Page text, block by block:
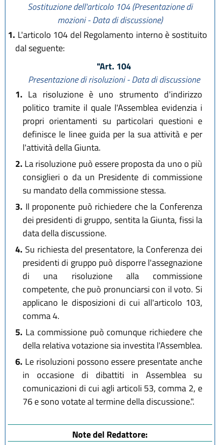
Sostituzione dell'articolo 104 (Presentazione di
mozioni - Data di discussione)
1. L'articolo 104 del Regolamento interno è sostituito
dal seguente:
"Art. 104
Presentazione di risoluzioni - Data di discussione
1. La risoluzione è uno strumento d'indirizzo
politico tramite il quale l'Assemblea evidenzia i
propri orientamenti su particolari questioni e
definisce le linee guida per la sua attività e per
l'attività della Giunta.
2. La risoluzione può essere proposta da uno o più
consiglieri o da un Presidente di commissione
su mandato della commissione stessa.
3. Il proponente può richiedere che la Conferenza
dei presidenti di gruppo, sentita la Giunta, fissi la
data della discussione.
4. Su richiesta del presentatore, la Conferenza dei
presidenti di gruppo può disporre l'assegnazione
di una risoluzione alla commissione
competente, che può pronunciarsi con il voto. Si
applicano le disposizioni di cui all'articolo 103,
comma 4.
5. La commissione può comunque richiedere che
della relativa votazione sia investita l'Assemblea.
6. Le risoluzioni possono essere presentate anche
in occasione di dibattiti in Assemblea su
comunicazioni di cui agli articoli 53, comma 2, e
76 e sono votate al termine della discussione.".
Note del Redattore: